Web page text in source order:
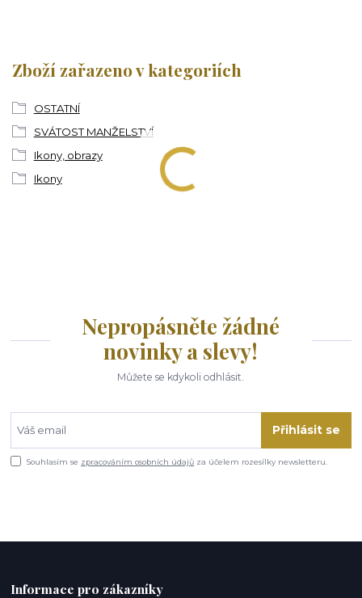
Zboží zařazeno v kategoriích
OSTATNÍ
SVÁTOST MANŽELSTVÍ
Ikony, obrazy
Ikony
Nepropásněte žádné
novinky a slevy!
Můžete se kdykoli odhlásit.
Přihlásit se
Souhlasím se zpracováním osobních údajů za účelem rozesílky newsletteru.
Informace pro zákazníky